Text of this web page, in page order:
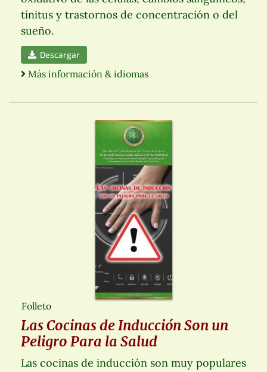
tínitus y trastornos de concentración o del
sueño.
Descargar
Más información & idiomas
Folleto
Las Cocinas de Inducción Son un
Peligro Para la Salud
Las cocinas de inducción son muy populares